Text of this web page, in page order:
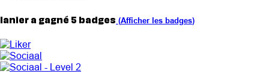
lanier a gagné 5 badges (Afficher les badges)